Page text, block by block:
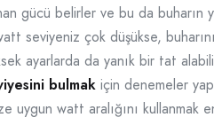
gücü belirler ve bu da buharın
seviyeniz çok düşükse,
ayarlarda da yanık bir tat
bulmak için denemeler
uygun watt aralığını kullanmak